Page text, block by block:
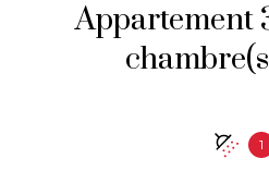
Appartement 3 pièce(s) 2
1